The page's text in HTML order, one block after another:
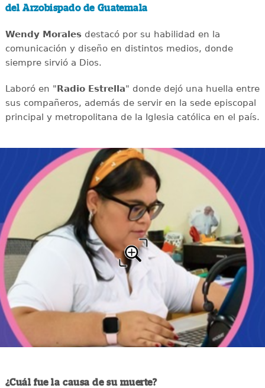
del Arzobispado de Guatemala
Wendy Moralesdestacó por su habilidad en la
comunicación y diseño en distintos medios, donde
siempre sirvió a Dios.
Laboró en "Radio Estrella" donde dejó una huella entre
sus compañeros, además de servir en la sede episcopal
principal y metropolitana de la Iglesia católica en el país.
¿Cuál fue la causa de su muerte?